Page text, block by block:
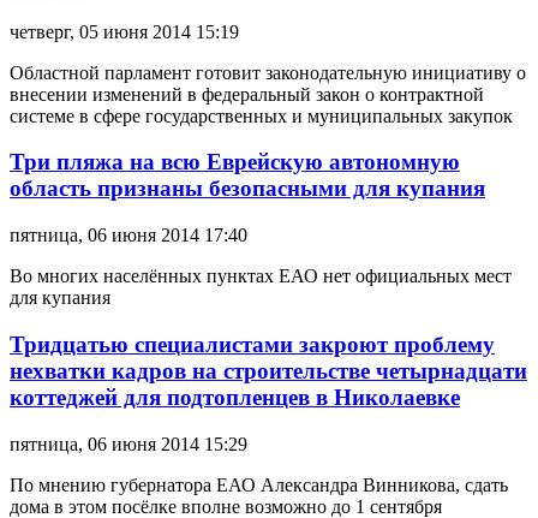
четверг, 05 июня 2014 15:19
Областной парламент готовит законодательную инициативу о
внесении изменений в федеральный закон о контрактной
системе в сфере государственных и муниципальных закупок
Три пляжа на всю Еврейскую автономную
область признаны безопасными для купания
пятница, 06 июня 2014 17:40
Во многих населённых пунктах ЕАО нет официальных мест
для купания
Тридцатью специалистами закроют проблему
нехватки кадров на строительстве четырнадцати
коттеджей для подтопленцев в Николаевке
пятница, 06 июня 2014 15:29
По мнению губернатора ЕАО Александра Винникова, сдать
дома в этом посёлке вполне возможно до 1 сентября